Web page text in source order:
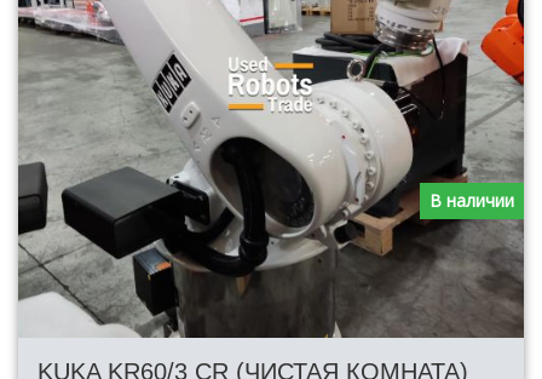
KUKA KR60/3 CR (ЧИСТАЯ КОМНАТА)
В наличии